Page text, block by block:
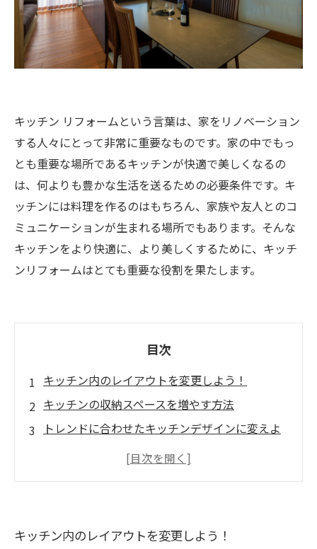
キッチン リフォームという言葉は、家をリノベーション
する人々にとって非常に重要なものです。家の中でもっ
とも重要な場所であるキッチンが快適で美しくなるの
は、何よりも豊かな生活を送るための必要条件です。キ
ッチンには料理を作るのはもちろん、家族や友人とのコ
ミュニケーションが生まれる場所でもあります。そんな
キッチンをより快適に、より美しくするために、キッチ
ンリフォームはとても重要な役割を果たします。
目次
キッチン内のレイアウトを変更しよう！
キッチンの収納スペースを増やす方法
トレンドに合わせたキッチンデザインに変えよ
ード
キッチン内のレイアウトを変更しよう！